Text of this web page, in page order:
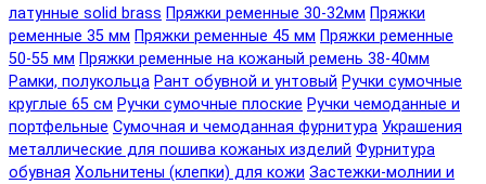
латунные solid brass Пряжки ременные 30-32мм Пряжки
ременные 35 мм Пряжки ременные 45 мм Пряжки ременные
50-55 мм Пряжки ременные на кожаный ремень 38-40мм
Рамки, полукольца Рант обувной и унтовый Ручки сумочные
круглые 65 см Ручки сумочные плоские Ручки чемоданные и
портфельные Сумочная и чемоданная фурнитура Украшения
металлические для пошива кожаных изделий Фурнитура
обувная Хольнитены (клепки) для кожи Застежки-молнии и